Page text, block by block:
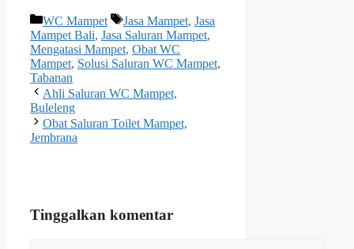
Kategori
WC Mampet Tag
Jasa Mampet, Jasa
Mampet Bali, Jasa Saluran Mampet,
Mengatasi Mampet, Obat WC
Mampet, Solusi Saluran WC Mampet,
Tabanan
Ahli Saluran WC Mampet,
Buleleng
Obat Saluran Toilet Mampet,
Jembrana
Tinggalkan komentar